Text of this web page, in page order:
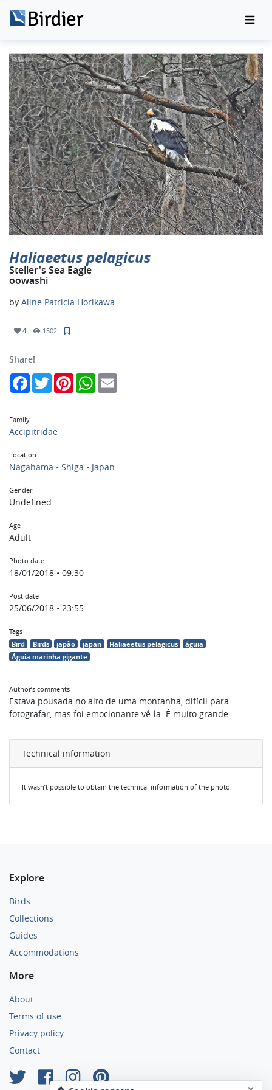
Haliaeetus pelagicus
Steller's Sea Eagle
oowashi
by Aline Patricia Horikawa
4 1502
Share!
FacebookTwitterPinterestWhatsApp
Family
Accipitridae
Location
Nagahama • Shiga • Japan
Gender
Undefined
Age
Adult
Photo date
18/01/2018 • 09:30
Post date
25/06/2018 • 23:55
Tags
Bird Birds japão japan Haliaeetus pelagicus
águia
Águia marinha gigante
Author’s comments
Estava pousada no alto de uma montanha, difícil para
fotografar, mas foi emocionante vê-la. É muito grande.
Technical information
It wasn’t possible to obtain the technical information of the photo.
Explore
Birds
Collections
Guides
Accommodations
More
About
Terms of use
Privacy policy
Contact